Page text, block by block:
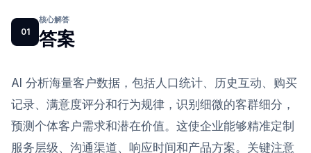
01
核心解答
答案
AI 分析海量客户数据，包括人口统计、历史互动、购买
记录、满意度评分和行为规律，识别细微的客群细分，
预测个体客户需求和潜在价值。这使企业能够精准定制
服务层级、沟通渠道、响应时间和产品方案。关键注意